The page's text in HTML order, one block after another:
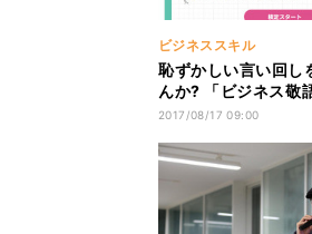
ビジネススキル
恥ずかしい言い回し
んか? 「ビジネス敬
プン
2017/08/17 09:00